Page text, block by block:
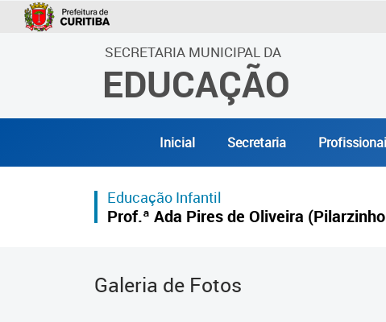
SECRETARIA MUNICIPAL DA
EDUCAÇÃO
Inicial Secretaria
Educação Infantil
Prof.ª Ada Pires de Oliveira
Galeria de Fotos